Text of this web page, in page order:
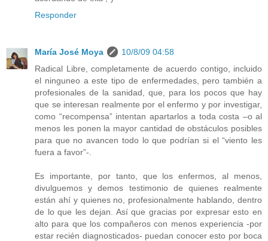
Responder
María José Moya
10/8/09 04:58
Radical Libre, completamente de acuerdo contigo, incluido
el ninguneo a este tipo de enfermedades, pero también a
profesionales de la sanidad, que, para los pocos que hay
que se interesan realmente por el enfermo y por investigar,
como “recompensa” intentan apartarlos a toda costa –o al
menos les ponen la mayor cantidad de obstáculos posibles
para que no avancen todo lo que podrían si el “viento les
fuera a favor”-.
Es importante, por tanto, que los enfermos, al menos,
divulguemos y demos testimonio de quienes realmente
están ahí y quienes no, profesionalmente hablando, dentro
de lo que les dejan. Así que gracias por expresar esto en
alto para que los compañeros con menos experiencia -por
estar recién diagnosticados- puedan conocer esto por boca